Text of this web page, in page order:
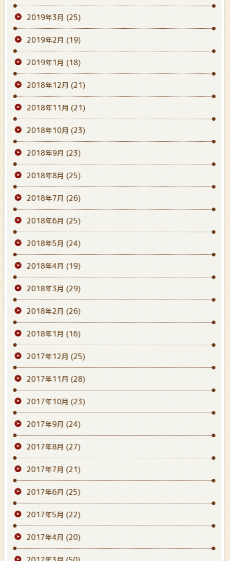
2019年3月 (25)
2019年2月 (19)
2019年1月 (18)
2018年12月 (21)
2018年11月 (21)
2018年10月 (23)
2018年9月 (23)
2018年8月 (25)
2018年7月 (26)
2018年6月 (25)
2018年5月 (24)
2018年4月 (19)
2018年3月 (29)
2018年2月 (26)
2018年1月 (16)
2017年12月 (25)
2017年11月 (28)
2017年10月 (23)
2017年9月 (24)
2017年8月 (27)
2017年7月 (21)
2017年6月 (25)
2017年5月 (22)
2017年4月 (20)